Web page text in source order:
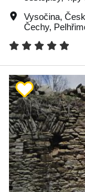
Vysočina,
Čechy,